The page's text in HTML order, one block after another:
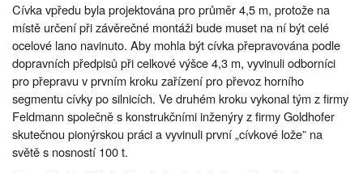
Cívka vpředu byla projektována pro průměr 4,5 m, protože na
místě určení při závěrečné montáži bude muset na ní být celé
ocelové lano navinuto. Aby mohla být cívka přepravována podle
dopravních předpisů při celkové výšce 4,3 m, vyvinuli odborníci
pro přepravu v prvním kroku zařízení pro převoz horního
segmentu cívky po silnicích. Ve druhém kroku vykonal tým z firmy
Feldmann společně s konstrukčními inženýry z firmy Goldhofer
skutečnou pionýrskou práci a vyvinuli první „cívkové lože” na
světě s nosností 100 t.